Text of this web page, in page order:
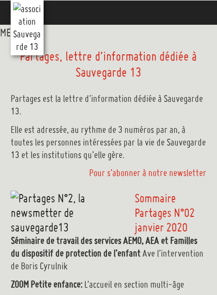
Aller
contenu
principal
MENUMENU
Partages, lettre d’information dédiée à
Sauvegarde 13
Partages est la lettre d’information dédiée à Sauvegarde
13.
Elle est adressée, au rythme de 3 numéros par an, à
toutes les personnes intéressées par la vie de Sauvegarde
13 et les institutions qu’elle gère.
Pour s’abonner à notre newsletter
Sommaire
Partages N°02
janvier 2020
Séminaire de travail des services AEMO, AEA et Familles
du dispositif de protection de l’enfantAve l’intervention
de Boris Cyrulnik
ZOOM Petite enfance: L’accueil en section multi-âge